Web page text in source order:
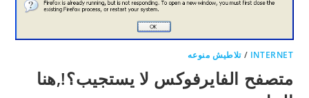
INTERNET
/تلاطيش منوعه
متصفح الفايرفوكس لا يستجيب؟!,هنا